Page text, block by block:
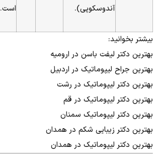
آندوسکوپی).
است.
بیشتر بخوانید:
بهترین دکتر لیفت باسن در ارومیه
بهترین جراح لیپوماتیک در اردبیل
بهترین دکتر لیپوماتیک در رشت
بهترین دکتر لیپوماتیک در قم
بهترین دکتر لیپوماتیک سمنان
بهترین دکتر زیبایی شکم در همدان
بهترین دکتر لیپوماتیک در همدان